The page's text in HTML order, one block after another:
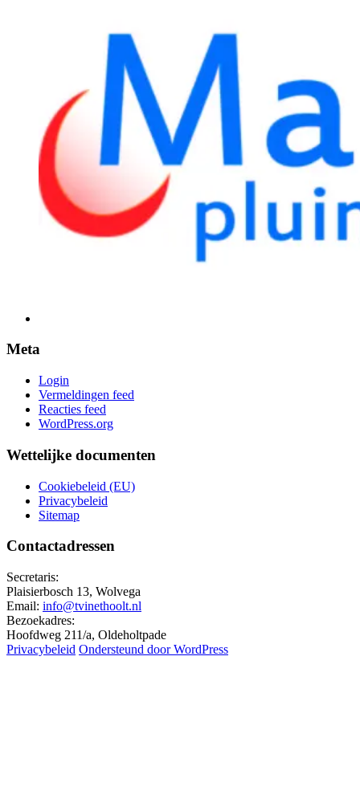
Meta
Login
Vermeldingen feed
Reacties feed
WordPress.org
Wettelijke documenten
Cookiebeleid (EU)
Privacybeleid
Sitemap
Contactadressen
Secretaris:
Plaisierbosch 13, Wolvega
Email: info@tvinethoolt.nl
Bezoekadres:
Hoofdweg 211/a, Oldeholtpade
Privacybeleid Ondersteund door WordPress